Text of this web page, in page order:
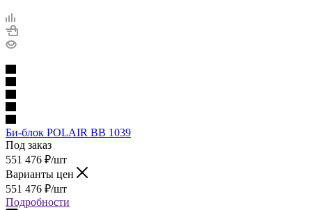
Би-блок POLAIR BB 1039
Под заказ
551 476 ₽/шт
Варианты цен
551 476 ₽/шт
Подробности